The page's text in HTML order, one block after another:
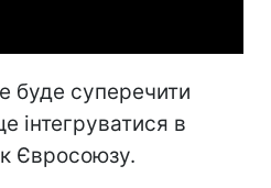
буде суперечити
інтегруватися в
Євросоюзу.